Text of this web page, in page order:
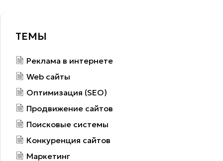
ТЕМЫ
Реклама в интернете
Web сайты
Оптимизация (SEO)
Продвижение сайтов
Поисковые системы
Конкуренция сайтов
Маркетинг